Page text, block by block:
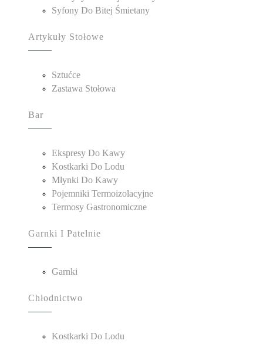
Syfony Do Bitej Śmietany
Artykuły Stołowe
Sztućce
Zastawa Stołowa
Bar
Ekspresy Do Kawy
Kostkarki Do Lodu
Młynki Do Kawy
Pojemniki Termoizolacyjne
Termosy Gastronomiczne
Garnki I Patelnie
Garnki
Chłodnictwo
Kostkarki Do Lodu